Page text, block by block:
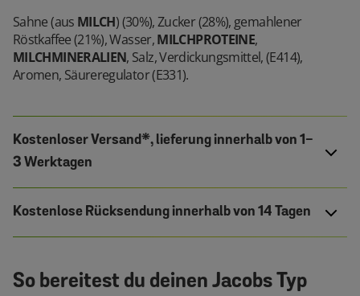
Sahne (aus MILCH) (30%), Zucker (28%), gemahlener
Röstkaffee (21%), Wasser,MILCHPROTEINE,
MILCHMINERALIEN, Salz, Verdickungsmittel, (E414),
Aromen, Säureregulator (E331).
Kostenloser Versand*, lieferung innerhalb von 1-
3 Werktagen
Kostenlose Rücksendung innerhalb von 14 Tagen
So bereitest du deinen Jacobs Typ